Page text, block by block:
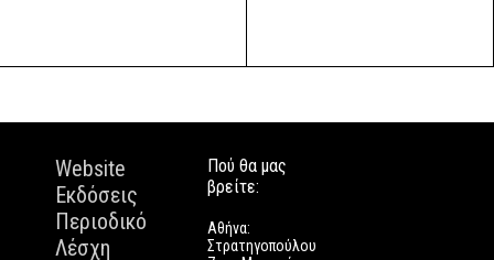
Website
Εκδόσεις
Περιοδικό
Λέσχη
Πού θα μας
βρείτε:
Αθήνα:
Στρατηγοπούλου